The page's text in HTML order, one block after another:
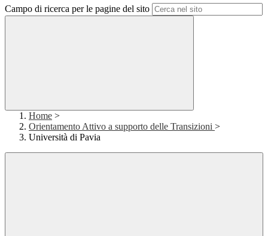
Campo di ricerca per le pagine del sito
Home >
Orientamento Attivo a supporto delle Transizioni >
Università di Pavia